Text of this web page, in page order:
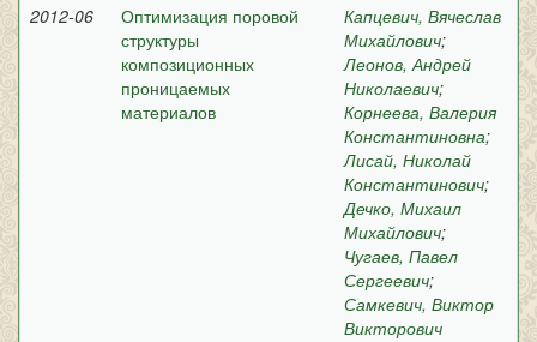
2012-06
Оптимизация поровой
структуры
композиционных
проницаемых
материалов
Капцевич, Вячеслав
Михайлович;
Леонов, Андрей
Николаевич;
Корнеева, Валерия
Константиновна;
Лисай, Николай
Константинович;
Дечко, Михаил
Михайлович;
Чугаев, Павел
Сергеевич;
Самкевич, Виктор
Викторович